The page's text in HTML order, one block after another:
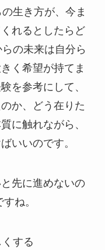
生き方が、今ま
れるとしたらど
の未来は自分ら
く希望が持てま
を参考にして、
か、どう在りた
に触れながら、
いいのです。
先に進めないの
ね。
する